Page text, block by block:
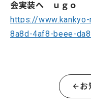
会実装へ ｕｇｏ
https://
8a8d-4af8-beee-
お